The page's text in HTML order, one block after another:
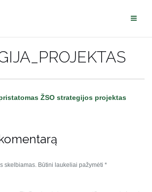
ŽSO strategijos projektas
skelbiamas. Būtini laukeliai pažymėti *